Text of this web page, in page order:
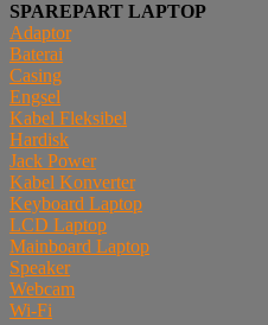
SPAREPART LAPTOP
Adaptor
Baterai
Casing
Engsel
Kabel Fleksibel
Hardisk
Jack Power
Kabel Konverter
Keyboard Laptop
LCD Laptop
Mainboard Laptop
Speaker
Webcam
Wi-Fi